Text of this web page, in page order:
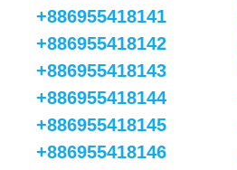
+886955418141
+886955418142
+886955418143
+886955418144
+886955418145
+886955418146